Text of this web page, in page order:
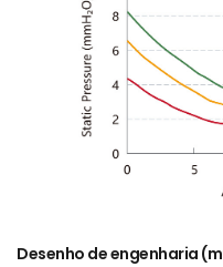
Desenho de engenharia